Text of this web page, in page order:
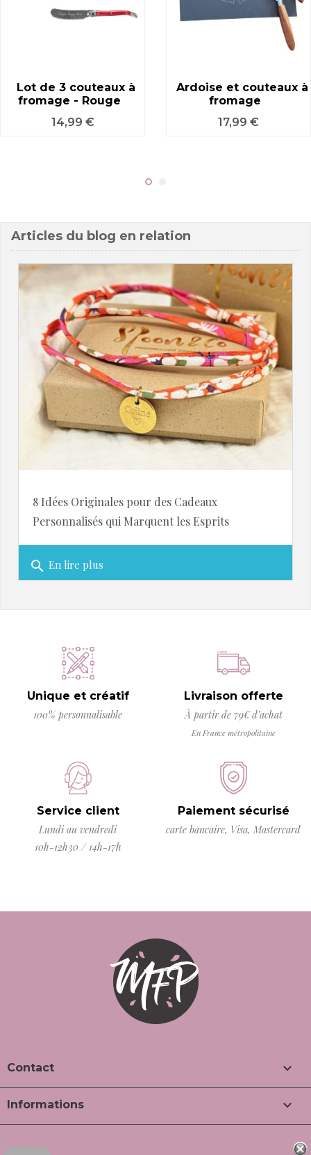
Lot de 3 couteaux à
fromage - Rouge
Prix
14,99 €
Ardoise et couteaux à
fromage
Prix
17,99 €
Articles du blog en relation
8 Idées Originales pour des Cadeaux
Personnalisés qui Marquent les Esprits
search En lire plus
Unique et créatif
100% personnalisable
Livraison offerte
À partir de 79€ d’achat
En France métropolitaine
Service client
Lundi au vendredi
10h-12h30 / 14h-17h
Paiement sécurisé
carte bancaire, Visa, Mastercard
Contact 
Informations 